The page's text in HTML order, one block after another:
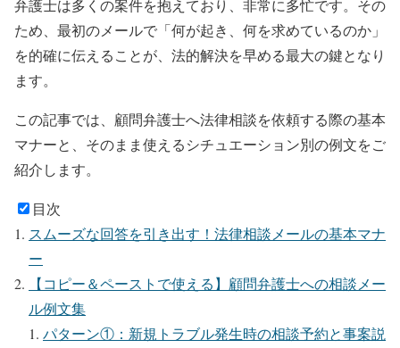
弁護士は多くの案件を抱えており、非常に多忙です。その
ため、最初のメールで「何が起き、何を求めているのか」
を的確に伝えることが、法的解決を早める最大の鍵となり
ます。
この記事では、顧問弁護士へ法律相談を依頼する際の基本
マナーと、そのまま使えるシチュエーション別の例文をご
紹介します。
目次
スムーズな回答を引き出す！法律相談メールの基本マナ
ー
【コピー＆ペーストで使える】顧問弁護士への相談メー
ル例文集
パターン①：新規トラブル発生時の相談予約と事案説